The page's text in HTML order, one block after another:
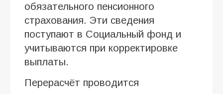
обязательного пенсионного
страхования. Эти сведения
поступают в Социальный фонд и
учитываются при корректировке
выплаты.
Перерасчёт проводится